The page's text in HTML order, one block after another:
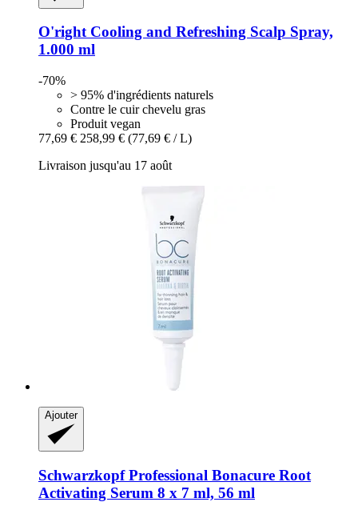
O'rightCooling and Refreshing Scalp Spray,
1.000 ml
-70%
> 95% d'ingrédients naturels
Contre le cuir chevelu gras
Produit vegan
77,69 € 258,99 € (77,69 € / L)
Livraison jusqu'au 17 août
Ajouter
Schwarzkopf Professional Bonacure Root
Activating Serum 8 x 7 ml, 56 ml